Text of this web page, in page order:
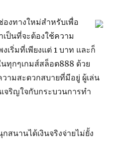
งทางใหม่สำหรับเพื่อ
ป็นที่จะต้องใช้ความ
เริ่มที่เพียงแต่ 1 บาท และก็
ทุกๆเกมส์สล็อต888 ด้วย
ามสะดวกสบายที่มีอยู่ ผู้เล่น
จริญใจกับกระบวนการทำ
สนานได้เงินจริงจ่ายไม่ยั้ง